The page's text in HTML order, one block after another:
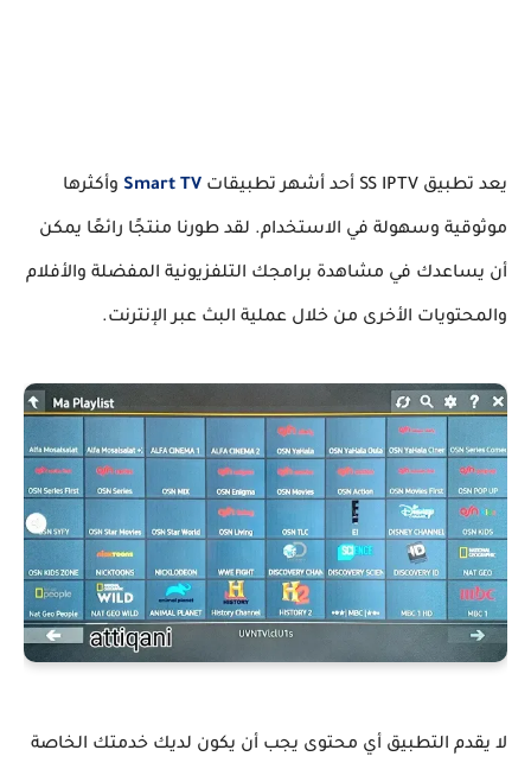
يعد تطبيق SS IPTV أحد أشهر تطبيقات Smart TV وأكثرها
موثوقية وسهولة في الاستخدام. لقد طورنا منتجًا رائعًا يمكن
أن يساعدك في مشاهدة برامجك التلفزيونية المفضلة والأفلام
والمحتويات الأخرى من خلال عملية البث عبر الإنترنت.
لا يقدم التطبيق أي محتوى يجب أن يكون لديك خدمتك الخاصة